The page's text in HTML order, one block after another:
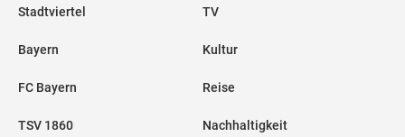
Stadtviertel
Bayern
FC Bayern
TSV 1860
TV
Kultur
Reise
Nachhaltigkeit